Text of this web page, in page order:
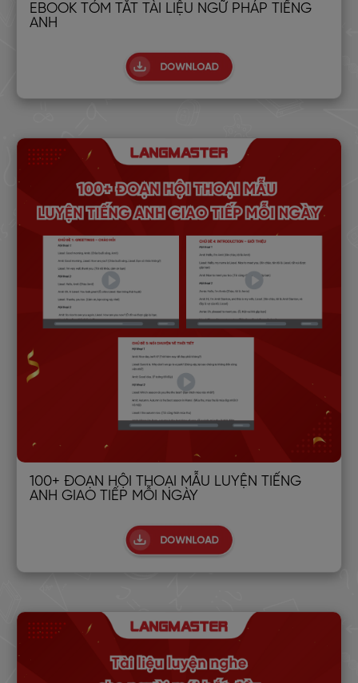
EBOOK TÓM TẮT TÀI LIỆU NGỮ PHÁP TIẾNG
ANH
100+ ĐOẠN HỘI THOẠI MẪU LUYỆN TIẾNG
ANH GIAO TIẾP MỖI NGÀY